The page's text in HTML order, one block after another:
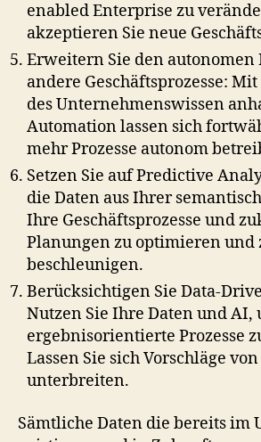
enabled Enterprise zu
akzeptieren Sie neue
Erweitern Sie den autonomen
andere Geschäftsprozesse:
des Unternehmenswissen
Automation lassen sich
mehr Prozesse autonom
Setzen Sie auf Predictive
die Daten aus Ihrer
Ihre Geschäftsprozesse und
Planungen zu optimieren und
beschleunigen.
Berücksichtigen Sie Data-
Nutzen Sie Ihre Daten und AI,
ergebnisorientierte Prozesse
Lassen Sie sich Vorschläge
unterbreiten.
Sämtliche Daten die bereits im